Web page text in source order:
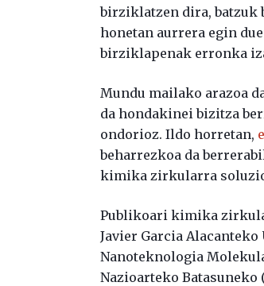
birziklatzen dira, batzuk
honetan aurrera egin
birziklapenak erronka
Mundu mailako arazoa
da hondakinei bizitza
ondorioz. Ildo horretan,
beharrezkoa da
kimika zirkularra
Publikoari kimika
Javier Garcia
Nanoteknologia
Nazioarteko Batasuneko